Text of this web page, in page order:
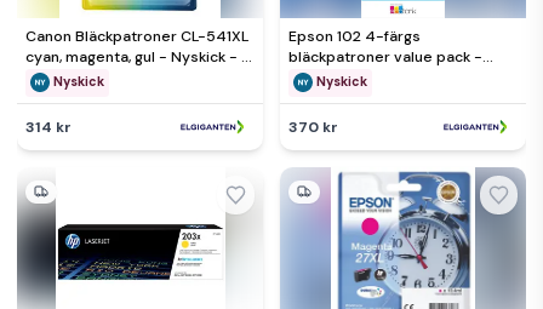
Canon Bläckpatroner CL-541XL
cyan, magenta, gul - Nyskick - i
originalförpackning
Nyskick
314 kr
Epson 102 4-färgs
bläckpatroner value pack -
Nyskick - i originalförpackning
Nyskick
370 kr